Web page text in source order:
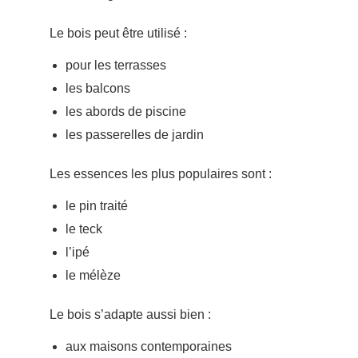
Le bois peut être utilisé :
pour les terrasses
les balcons
les abords de piscine
les passerelles de jardin
Les essences les plus populaires sont :
le pin traité
le teck
l’ipé
le mélèze
Le bois s’adapte aussi bien :
aux maisons contemporaines